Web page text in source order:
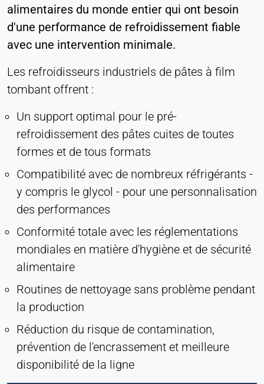
alimentaires du monde entier qui ont besoin
d'une performance de refroidissement fiable
avec une intervention minimale.
Les refroidisseurs industriels de pâtes à film
tombant offrent :
Un support optimal pour le pré-
refroidissement des pâtes cuites de toutes
formes et de tous formats
Compatibilité avec de nombreux réfrigérants -
y compris le glycol - pour une personnalisation
des performances
Conformité totale avec les réglementations
mondiales en matière d'hygiène et de sécurité
alimentaire
Routines de nettoyage sans problème pendant
la production
Réduction du risque de contamination,
prévention de l'encrassement et meilleure
disponibilité de la ligne